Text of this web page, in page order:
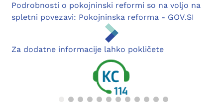
Podrobnosti o pokojninski reformi so na voljo na
spletni povezavi: Pokojninska reforma - GOV.SI
Za dodatne informacije lahko pokličete